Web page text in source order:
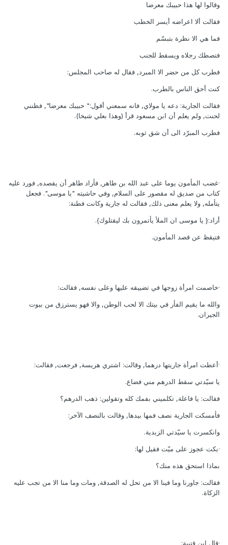
وقالوا لها هذا حبيبك معرضا
فقالت ألا اعراضه أيسر الخطب
فما هي الا نظرة بتبسّم
فتصطك رجلاه ويسقط للجنب
فطرب كل من حضر الا المبرد, فقال له صاحب المجلس:
كنت أحق الناس بالطرب.
فقالت الجارية: دعه يا مولاي, فانه سمعني أقول:" حبيبك معرضا", فظنني
لحنت, ولم يعلم أن ابن مسعود قرأ (وهذا بعلي شيخا).
فطرب المبرّد الى أن شق ثوبه.
·غضب المأمون يوما على عبد الله بن طاهر, فأراد طاهر أن يقصده, فورد عليه
كتاب من صديق له مقصور على السلام, وفي حاشيته "يا موسى". فجعل
يتأمله, ولا يعلم معنى ذلك, فقالت له جارية وكانت فطنة:
أراد:{ يا موسى ان الملأ يأتمرون بك ليقتلوك}.
فتيقظ عن قصد المأمون.
·خاصمت امرأة زوجها في تضييقه عليها وعلى نفسه, فقالت:
والله ما يقيم الفأر في بيتك الا لحب الوطن, والا فهو يسترزق من بيوت
الجيران.
·أعطت امرأة جاريتها درهما, وقالت: اشتري هريسة, فرجعت, فقالت:
يا سيّدتي سقط الدرهم مني فضاع.
فقالت: يا فاعلة, تكلميني بفمك كله وتقولين: ذهب الدرهم؟
فأمسكت الجارية نصف فمها بيدها, وقالت بالنصف الآخر:
وانكسرت يا سيّدتي الزبدية.
·بكت عجوز على ميّت فقيل لها:
بماذا استحق هذه منك؟
فقالت: جاورنا وما فينا الا من تحل له الصدقة, ومات وما منا الا من تجب عليه
الزكاة.
·قال ابن قتيبة: